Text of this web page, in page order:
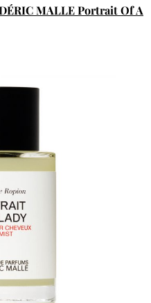
MALLE Portrait Of A